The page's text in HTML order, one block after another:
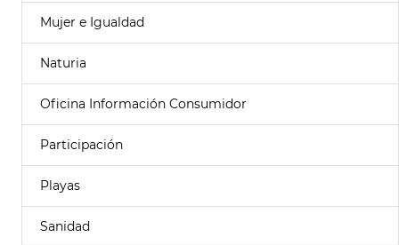
Mujer e Igualdad
Naturia
Oficina Información Consumidor
Participación
Playas
Sanidad